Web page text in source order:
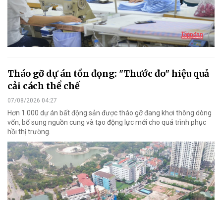
Tháo gỡ dự án tồn đọng: "Thước đo" hiệu quả
cải cách thể chế
07/08/2026 04:27
Hơn 1.000 dự án bất động sản được tháo gỡ đang khơi thông dòng
vốn, bổ sung nguồn cung và tạo động lực mới cho quá trình phục
hồi thị trường.